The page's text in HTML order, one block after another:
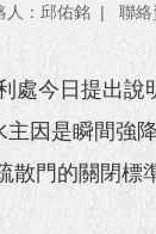
人：邱佑銘 聯
今日提出說
因是瞬間強
散門的關閉標